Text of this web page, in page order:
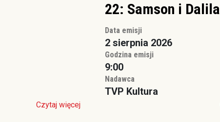
Czytaj więcej
22: Samson i Dalila
Data emisji
2 sierpnia 2026
Godzina emisji
9:00
Nadawca
TVP Kultura